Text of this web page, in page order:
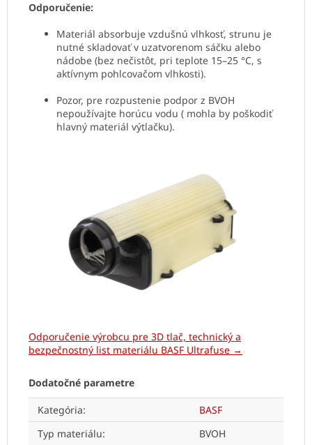
Odporučenie:
Materiál absorbuje vzdušnú vlhkosť, strunu je
nutné skladovať v uzatvorenom sáčku alebo
nádobe (bez nečistôt, pri teplote 15–25 °C, s
aktívnym pohlcovačom vlhkosti).
Pozor, pre rozpustenie podpor z BVOH
nepoužívajte horúcu vodu ( mohla by poškodiť
hlavný materiál výtlačku).
Odporučenie výrobcu pre 3D tlač, technický a
bezpečnostný list materiálu BASF Ultrafuse →
Dodatočné parametre
Kategória:
BASF
Typ materiálu: BVOH